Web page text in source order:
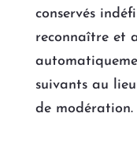
conservés
reconnaître et
suivants au
de modération.